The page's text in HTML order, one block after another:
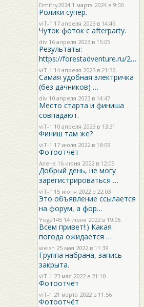
Dmitry2024 1 марта 2024 в 9:00
Ролики супер.
viT-1 17 апреля 2023 в 14:49
Чуток фоток с afterparty.
div 16 апреля 2023 в 15:05
Результаты:
https://forestadventure.ru/2…
viT-1 14 апреля 2023 в 21:36
Самая удобная электричка
(без дачников) …
div 10 апреля 2023 в 14:47
Место старта и финиша
совпадают.
viT-1 10 апреля 2023 в 13:31
Финиш там же?
viT-1 17 июля 2022 в 18:09
Фотоотчёт
Алена 16 июня 2022 в 12:05
Добрый день, не могу
зарегистрироваться …
viT-1 15 июня 2022 в 22:03
Это объявление ссылается
на форум, а фор…
Yoga145 14 июня 2022 в 19:06
Всем привет!:) Какая
погода ожидается …
welsh 25 мая 2022 в 11:39
Группа набрана, запись
закрыта.
viT-1 23 мая 2022 в 21:10
Фотоотчёт
viT-1 21 марта 2022 в 11:56
Фотоотчёт